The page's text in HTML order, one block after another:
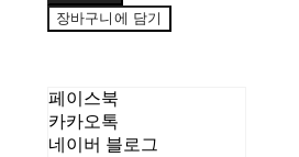
장바구니에 담기
페이스북
카카오톡
네이버 블로그